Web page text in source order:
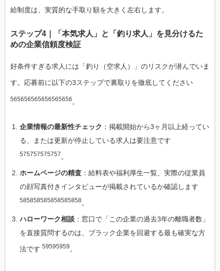
給制度は、実質的な手取り額を大きく左右します。
ステップ4｜「本気求人」と「釣り求人」を見分けるた
めの企業信頼度検証
好条件すぎる求人には「釣り（空求人）」のリスクが潜んでいま
す。応募前に以下の3ステップで裏取りを徹底してください
565656565656565656 。
企業情報の最新性チェック ：掲載開始から3ヶ月以上経ってい
る、または更新が停止している求人は要注意です
575757575757 。
ホームページの精査 ：給料表や福利厚生一覧、実際の従業員
の顔写真付きインタビューが掲載されているか確認します
585858585858585858。
ハローワーク相談 ：窓口で「この企業の過去3年の離職者数」
を直接質問するのは、ブラック企業を回避する最も確実な方
法です 59595959 。